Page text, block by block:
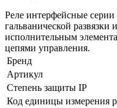
Реле интерфейсные
гальванической развязки
исполнительным
цепями управления.
Бренд
Артикул
Степень защиты IP
Код единицы измерения